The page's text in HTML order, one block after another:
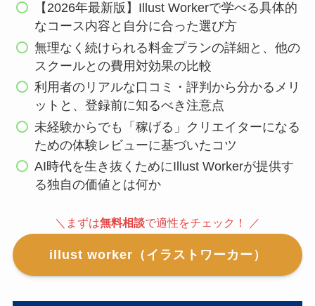
【2026年最新版】Illust Workerで学べる具体的
なコース内容と自分に合った選び方
無理なく続けられる料金プランの詳細と、他の
スクールとの費用対効果の比較
利用者のリアルな口コミ・評判から分かるメリ
ットと、登録前に知るべき注意点
未経験からでも「稼げる」クリエイターになる
ための体験レビューに基づいたコツ
AI時代を生き抜くためにIllust Workerが提供す
る独自の価値とは何か
＼まずは無料相談で適性をチェック！ ／
illust worker（イラストワーカー）